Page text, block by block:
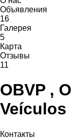
Объявления
16
Галерея
5
Карта
Отзывы
11
OBVP ,
Veículos
Контакты